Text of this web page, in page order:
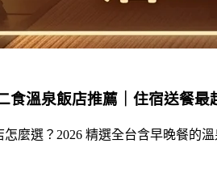
食溫泉飯店推薦｜住宿送餐
麼選？2026 精選全台含早晚餐的